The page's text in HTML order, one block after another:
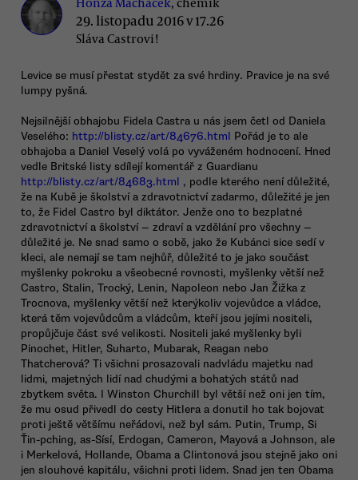
29. listopadu 2016 v 17.26
Sláva Castrovi!
Levice se musí přestat stydět za své hrdiny. Pravice je na své
lumpy pyšná.
Nejsilnější obhajobu Fidela Castra u nás jsem četl od Daniela
Veselého: http://blisty.cz/art/84676.html Pořád je to ale
obhajoba a Daniel Veselý volá po vyváženém hodnocení. Hned
vedle Britské listy sdílejí komentář z Guardianu
http://blisty.cz/art/84683.html , podle kterého není důležité,
že na Kubě je školství a zdravotnictví zadarmo, důležité je jen
to, že Fidel Castro byl diktátor. Jenže ono to bezplatné
zdravotnictví a školství — zdraví a vzdělání pro všechny —
důležité je. Ne snad samo o sobě, jako že Kubánci sice sedí v
kleci, ale nemají se tam nejhůř, důležité to je jako součást
myšlenky pokroku a všeobecné rovnosti, myšlenky větší než
Castro, Stalin, Trocký, Lenin, Napoleon nebo Jan Žižka z
Trocnova, myšlenky větší než kterýkoliv vojevůdce a vládce,
která těm vojevůdcům a vládcům, kteří jsou jejími nositeli,
propůjčuje část své velikosti. Nositeli jaké myšlenky byli
Pinochet, Hitler, Suharto, Mubarak, Reagan nebo
Thatcherová? Ti všichni prosazovali nadvládu majetku nad
lidmi, majetných lidí nad chudými a bohatých států nad
zbytkem světa. I Winston Churchill byl větší než oni jen tím,
že mu osud přivedl do cesty Hitlera a donutil ho tak bojovat
proti ještě většímu neřádovi, než byl sám. Putin, Trump, Si
Ťin-pching, as-Sísí, Erdogan, Cameron, Mayová a Johnson, ale
i Merkelová, Hollande, Obama a Clintonová jsou stejně jako oni
jen slouhové kapitálu, všichni proti lidem. Snad jen ten Obama